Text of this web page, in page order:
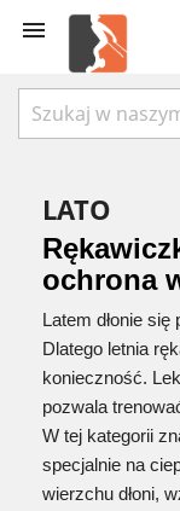

LATO
ochrona
Latem dłonie
Dlatego letnia
konieczność.
pozwala
W tej kategorii
specjalnie na
wierzchu dłoni,